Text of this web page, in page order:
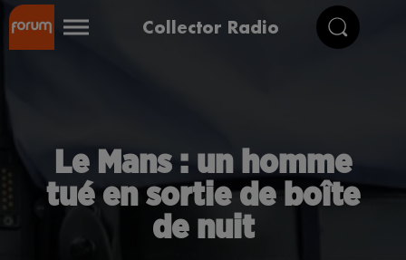
Collector Radio
Le Mans : un homme
tué en sortie de boîte
de nuit